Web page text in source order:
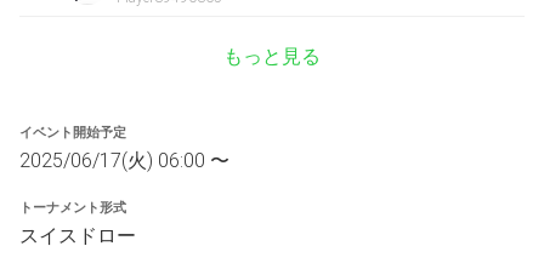
もっと見る
イベント開始予定
2025/06/17(火) 06:00 〜
トーナメント形式
スイスドロー